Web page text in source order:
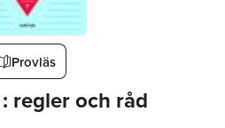
Provläs
regler och råd